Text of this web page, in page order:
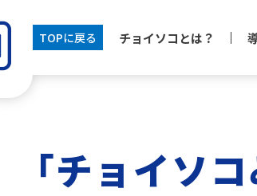
TOPに戻る チョイソコとは？
「チョイソ